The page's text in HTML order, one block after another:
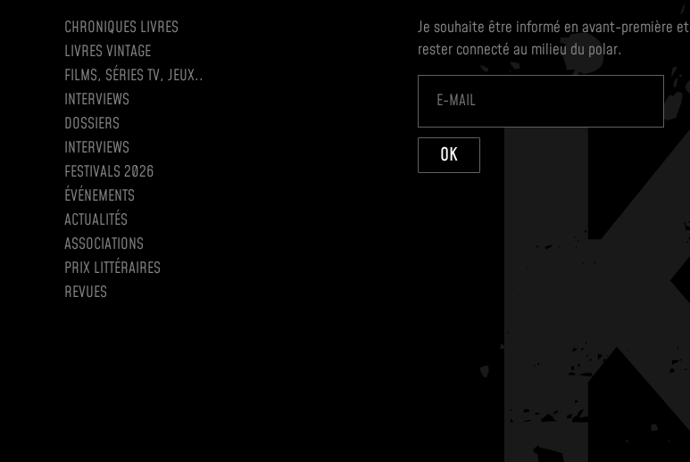
CHRONIQUES LIVRES
LIVRES VINTAGE
FILMS, SÉRIES TV, JEUX..
INTERVIEWS
DOSSIERS
INTERVIEWS
FESTIVALS 2026
ÉVÉNEMENTS
ACTUALITÉS
ASSOCIATIONS
PRIX LITTÉRAIRES
REVUES
Je souhaite être informé en avant-première et
rester connecté au milieu du polar.
OK